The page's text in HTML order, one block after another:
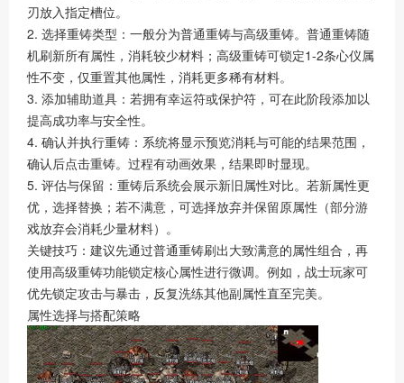
刃放入指定槽位。
2. 选择重铸类型：一般分为普通重铸与高级重铸。普通重铸随
机刷新所有属性，消耗较少材料；高级重铸可锁定1-2条心仪属
性不变，仅重置其他属性，消耗更多稀有材料。
3. 添加辅助道具：若拥有幸运符或保护符，可在此阶段添加以
提高成功率与安全性。
4. 确认并执行重铸：系统将显示预览消耗与可能的结果范围，
确认后点击重铸。过程有动画效果，结果即时显现。
5. 评估与保留：重铸后系统会展示新旧属性对比。若新属性更
优，选择替换；若不满意，可选择放弃并保留原属性（部分游
戏放弃会消耗少量材料）。
关键技巧：建议先通过普通重铸刷出大致满意的属性组合，再
使用高级重铸功能锁定核心属性进行微调。例如，战士玩家可
优先锁定攻击与暴击，反复洗练其他副属性直至完美。
属性选择与搭配策略